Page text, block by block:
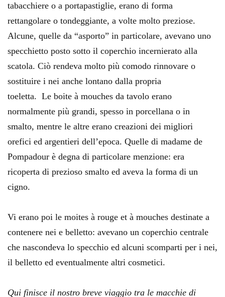
tabacchiere o a portapastiglie, erano di forma
rettangolare o tondeggiante, a volte molto preziose.
Alcune, quelle da “asporto” in particolare, avevano uno
specchietto posto sotto il coperchio incernierato alla
scatola. Ciò rendeva molto più comodo rinnovare o
sostituire i nei anche lontano dalla propria
toeletta. Le boite à mouches da tavolo erano
normalmente più grandi, spesso in porcellana o in
smalto, mentre le altre erano creazioni dei migliori
orefici ed argentieri dell’epoca. Quelle di madame de
Pompadour è degna di particolare menzione: era
ricoperta di prezioso smalto ed aveva la forma di un
cigno.
Vi erano poi le moites à rouge et à mouches destinate a
contenere nei e belletto: avevano un coperchio centrale
che nascondeva lo specchio ed alcuni scomparti per i nei,
il belletto ed eventualmente altri cosmetici.
Qui finisce il nostro breve viaggio tra le macchie di